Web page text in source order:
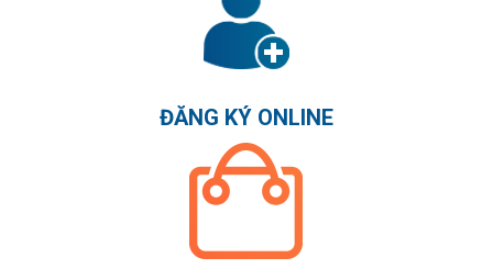
ĐĂNG KÝ ONLINE